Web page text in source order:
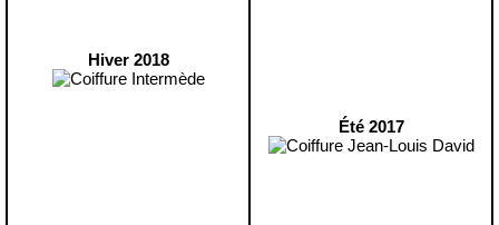
Hiver 2018
Été 2017